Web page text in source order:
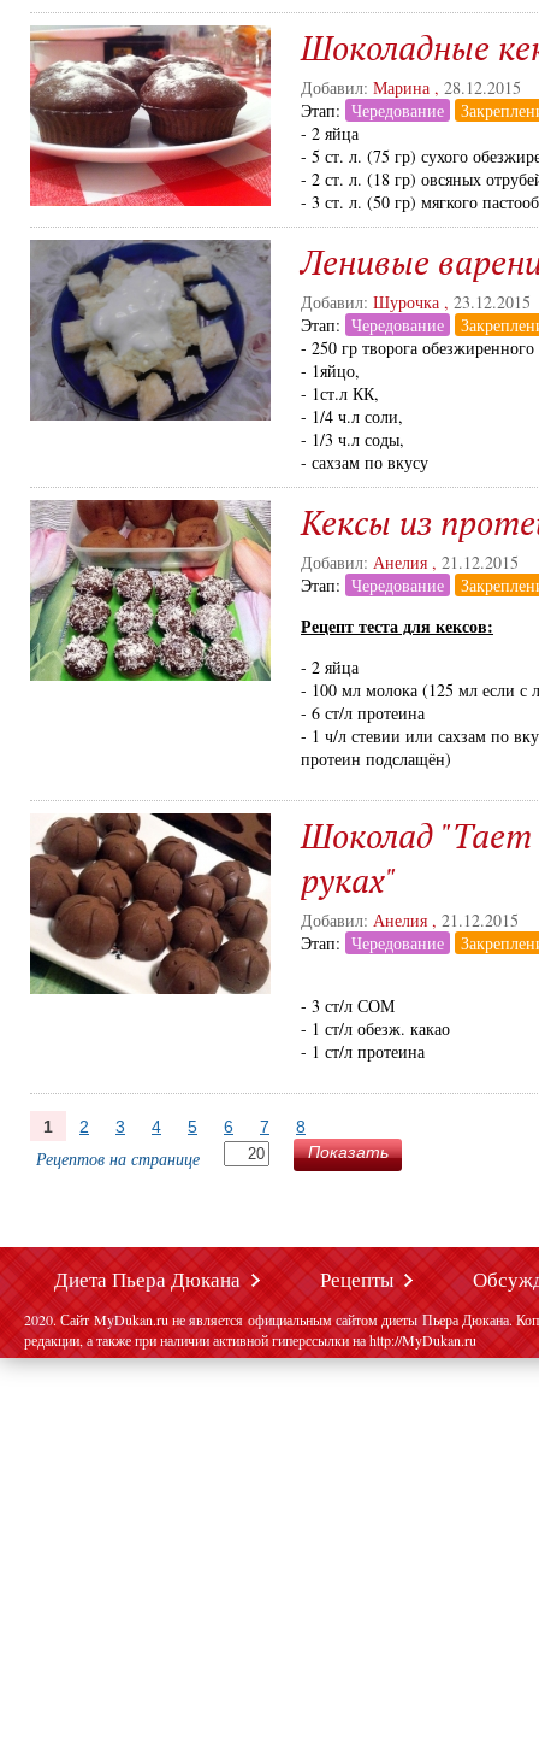
Шоколадные
Добавил: Марина , 28.12.2015
Этап: Чередование
- 2 яйца
- 5 ст. л. (75 гр) сухого
- 2 ст. л. (18 гр) овсяных
- 3 ст. л. (50 гр) мягкого
Ленивые
Добавил: Шурочка , 23.12.2015
Этап: Чередование
- 250 гр творога
- 1яйцо,
- 1ст.л КК,
- 1/4 ч.л соли,
- 1/3 ч.л соды,
- сахзам по вкусу
Кексы из
Добавил: Анелия , 21.12.2015
Этап: Чередование
Рецепт теста для кексов:
- 2 яйца
- 100 мл молока (125 мл если с
- 6 ст/л протеина
- 1 ч/л стевии или сахзам по
протеин подслащён)
Шоколад "Тает
руках"
Добавил: Анелия , 21.12.2015
Этап: Чередование
- 3 ст/л СОМ
- 1 ст/л обезж. какао
- 1 ст/л протеина
1 2 3 4 5 6 7 8
Рецептов на странице Показать
Диета Пьера Дюкана Рецепты
2020. Сайт MyDukan.ru не является официальным сайтом диеты Пьера Дюкана.
редакции, а также при наличии активной гиперссылки на http://MyDukan.ru